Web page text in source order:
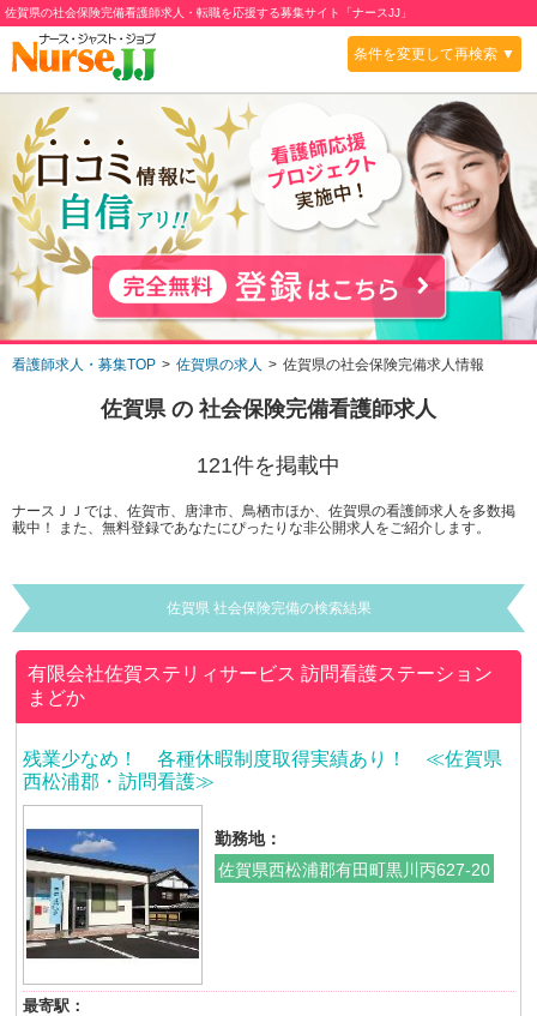
佐賀県の社会保険完備看護師求人・転職を応援する募集サイト「ナースJJ」
条件を変更して再検索 ▼
看護師求人・募集TOP 佐賀県の求人 佐賀県の社会保険完備求人情報
佐賀県の 社会保険完備看護師求人
121件を掲載中
ナースＪＪでは、佐賀市、唐津市、鳥栖市ほか、佐賀県の看護師求人を多数掲
載中！ また、無料登録であなたにぴったりな非公開求人をご紹介します。
佐賀県 社会保険完備の検索結果
有限会社佐賀ステリィサービス訪問看護ステーション
まどか
残業少なめ！ 各種休暇制度取得実績あり！ ≪佐賀県
西松浦郡・訪問看護≫
勤務地：
佐賀県西松浦郡有田町黒川丙627-20
最寄駅：